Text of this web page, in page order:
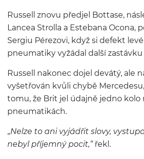
Russell znovu předjel Bottase,
Lancea Strolla a Estebana Ocona,
Sergiu Pérezovi, když si defekt
pneumatiky vyžádal další
Russell nakonec dojel devátý, ale
vyšetřován kvůli chybě
tomu, že Brit jel údajně jedno kolo
pneumatikách.
„Nelze to ani vyjádřit slovy,
nebyl příjemný pocit,“řekl.